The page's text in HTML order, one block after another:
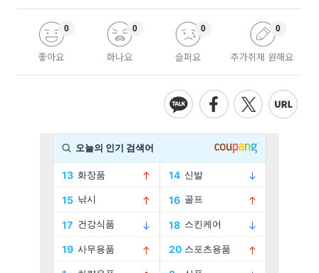
좋아요
0
화나요
0
슬퍼요
0
추가취재 원해요
0